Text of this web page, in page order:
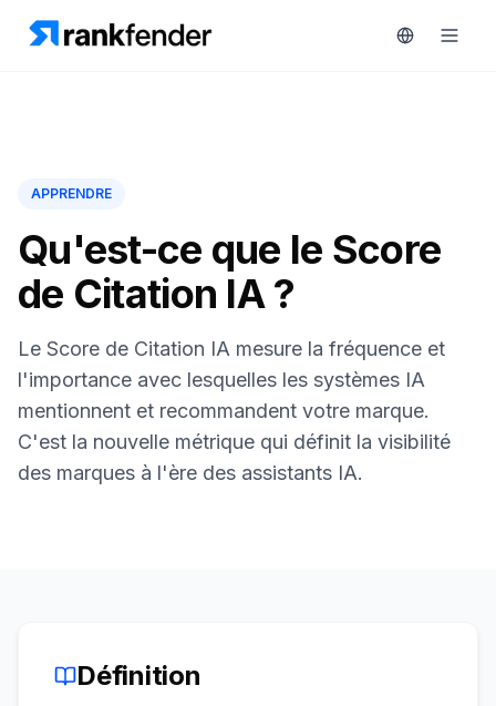
RAIVE
Engine
Analyse
RAISA
Solutions
Ressources
Outils
gratuits
Tarifs
Réserver
APPRENDRE
Qu'est-ce que le Score
de Citation IA ?
Le Score de Citation IA mesure la fréquence et
l'importance avec lesquelles les systèmes IA
mentionnent et recommandent votre marque.
C'est la nouvelle métrique qui définit la visibilité
des marques à l'ère des assistants IA.
Définition